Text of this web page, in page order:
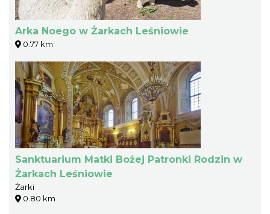
Arka Noego w Żarkach Leśniowie
0.77 km
Sanktuarium Matki Bożej Patronki Rodzin w
Żarkach Leśniowie
Żarki
0.80 km